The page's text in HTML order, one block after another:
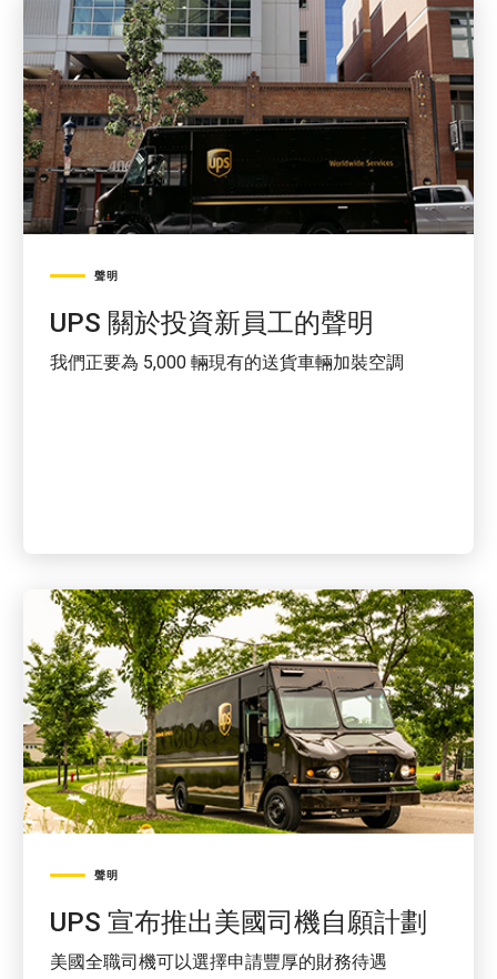
聲明
UPS 關於投資新員工的聲明
我們正要為 5,000 輛現有的送貨車輛加裝空調
聲明
UPS 宣布推出美國司機自願計劃
美國全職司機可以選擇申請豐厚的財務待遇